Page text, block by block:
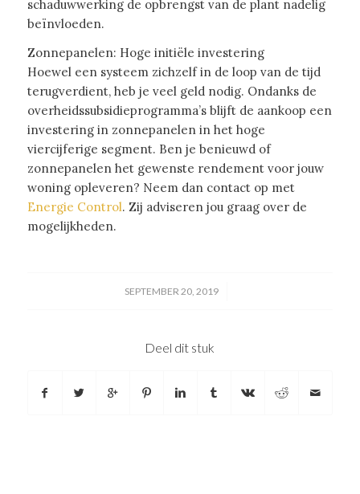
schaduwwerking de opbrengst van de plant nadelig
beïnvloeden.
Zonnepanelen: Hoge initiële investering
Hoewel een systeem zichzelf in de loop van de tijd
terugverdient, heb je veel geld nodig. Ondanks de
overheidssubsidieprogramma’s blijft de aankoop een
investering in zonnepanelen in het hoge
viercijferige segment. Ben je benieuwd of
zonnepanelen het gewenste rendement voor jouw
woning opleveren? Neem dan contact op met
Energie Control. Zij adviseren jou graag over de
mogelijkheden.
SEPTEMBER 20, 2019
/
Deel dit stuk